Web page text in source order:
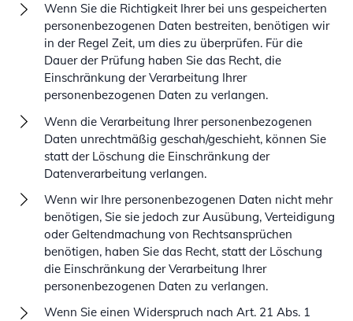
Wenn Sie die Richtigkeit Ihrer bei uns gespeicherten
personenbezogenen Daten bestreiten, benötigen wir
in der Regel Zeit, um dies zu überprüfen. Für die
Dauer der Prüfung haben Sie das Recht, die
Einschränkung der Verarbeitung Ihrer
personenbezogenen Daten zu verlangen.
Wenn die Verarbeitung Ihrer personenbezogenen
Daten unrechtmäßig geschah/geschieht, können Sie
statt der Löschung die Einschränkung der
Datenverarbeitung verlangen.
Wenn wir Ihre personenbezogenen Daten nicht mehr
benötigen, Sie sie jedoch zur Ausübung, Verteidigung
oder Geltendmachung von Rechtsansprüchen
benötigen, haben Sie das Recht, statt der Löschung
die Einschränkung der Verarbeitung Ihrer
personenbezogenen Daten zu verlangen.
Wenn Sie einen Widerspruch nach Art. 21 Abs. 1